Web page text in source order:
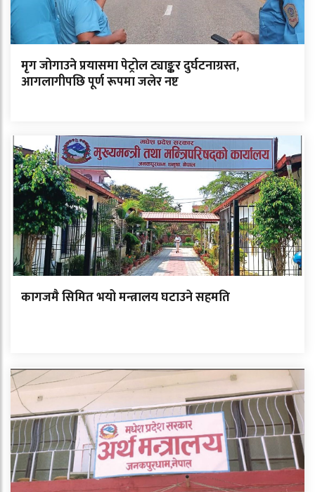
मृग जोगाउने प्रयासमा पेट्रोल ट्याङ्कर दुर्घटनाग्रस्त,
आगलागीपछि पूर्ण रूपमा जलेर नष्ट
कागजमै सिमित भयो मन्त्रालय घटाउने सहमति